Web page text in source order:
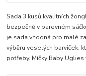
Sada 3 kusů kvalitních
bezpečně v barevném
je sada vhodná pro malé
výběru veselých barviček,
potřeby. Míčky Baby Uglies